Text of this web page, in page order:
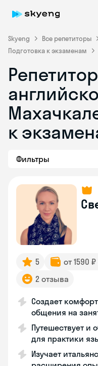
Skyeng Все репетиторы
Подготовка к экзаменам
к
Фильтры
5 от 1590
2 отзыва
Создает
общения на
Путешествует и
для практики
Изучает
Skyeng Chat